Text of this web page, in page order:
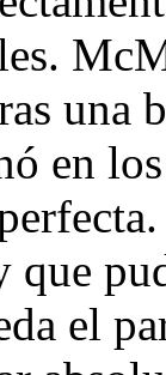
una
en
que
el